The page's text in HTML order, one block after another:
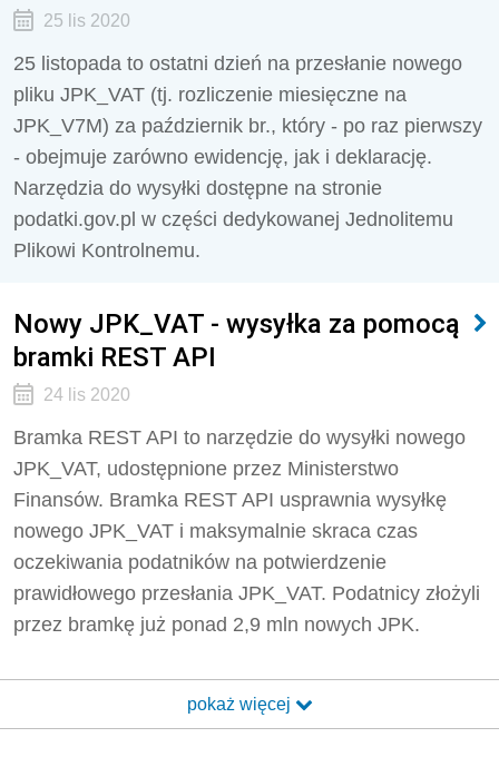
25 lis 2020
25 listopada to ostatni dzień na przesłanie nowego
pliku JPK_VAT (tj. rozliczenie miesięczne na
JPK_V7M) za październik br., który - po raz pierwszy
- obejmuje zarówno ewidencję, jak i deklarację.
Narzędzia do wysyłki dostępne na stronie
podatki.gov.pl w części dedykowanej Jednolitemu
Plikowi Kontrolnemu.
Nowy JPK_VAT - wysyłka za pomocą
bramki REST API
24 lis 2020
Bramka REST API to narzędzie do wysyłki nowego
JPK_VAT, udostępnione przez Ministerstwo
Finansów. Bramka REST API usprawnia wysyłkę
nowego JPK_VAT i maksymalnie skraca czas
oczekiwania podatników na potwierdzenie
prawidłowego przesłania JPK_VAT. Podatnicy złożyli
przez bramkę już ponad 2,9 mln nowych JPK.
pokaż więcej